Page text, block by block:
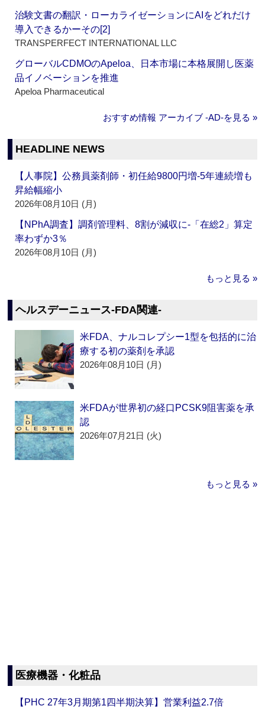
治験文書の翻訳・ローカライゼーションにAIをどれだけ
導入できるかーその[2]
TRANSPERFECT INTERNATIONAL LLC
グローバルCDMOのApeloa、日本市場に本格展開し医薬
品イノベーションを推進
Apeloa Pharmaceutical
おすすめ情報 アーカイブ ‐AD‐を見る »
HEADLINE NEWS
【人事院】公務員薬剤師・初任給9800円増‐5年連続増も
昇給幅縮小
2026年08月10日 (月)
【NPhA調査】調剤管理料、8割が減収に‐「在総2」算定
率わずか3％
2026年08月10日 (月)
もっと見る »
ヘルスデーニュース‐FDA関連‐
米FDA、ナルコレプシー1型を包括的に治
療する初の薬剤を承認
2026年08月10日 (月)
米FDAが世界初の経口PCSK9阻害薬を承
認
2026年07月21日 (火)
もっと見る »
医療機器・化粧品
【PHC 27年3月期第1四半期決算】営業利益2.7倍